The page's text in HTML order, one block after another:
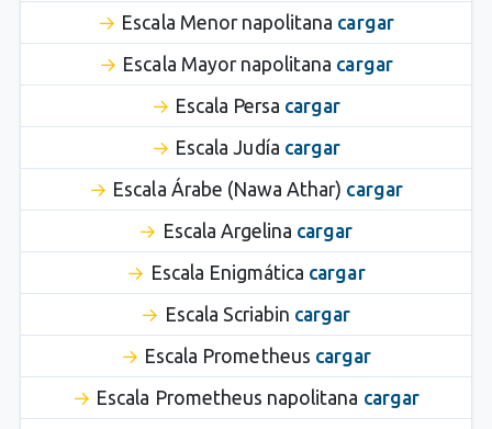
Escala Menor napolitana cargar
Escala Mayor napolitana cargar
Escala Persa cargar
Escala Judía cargar
Escala Árabe (Nawa Athar) cargar
Escala Argelina cargar
Escala Enigmática cargar
Escala Scriabin cargar
Escala Prometheus cargar
Escala Prometheus napolitana cargar